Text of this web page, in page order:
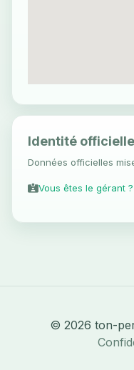
Identité officielle
Données officielles
Vous êtes le gérant
© 2026 ton-